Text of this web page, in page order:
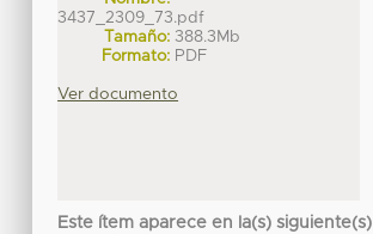
3437_2309_73.pdf
Tamaño: 388.3Mb
Formato: PDF
Ver documento
Este ítem aparece en la(s) siguiente(s)